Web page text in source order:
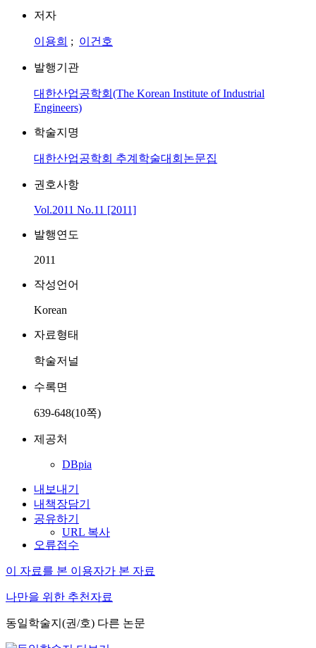
저자
이용희 ; 이건호
발행기관
대한산업공학회(The Korean Institute of Industrial
Engineers)
학술지명
대한산업공학회 추계학술대회논문집
권호사항
Vol.2011 No.11 [2011]
발행연도
2011
작성언어
Korean
자료형태
학술저널
수록면
639-648(10쪽)
제공처
DBpia
내보내기
내책장담기
공유하기
URL 복사
오류접수
이 자료를 본 이용자가 본 자료
나만을 위한 추천자료
동일학술지(권/호) 다른 논문